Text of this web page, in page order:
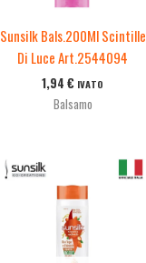
Sunsilk Bals.200Ml Scintille
Di Luce Art.2544094
1,94€ IVATO
Balsamo